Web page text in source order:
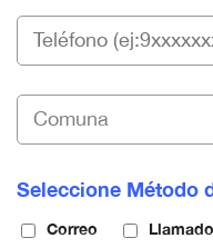
Seleccione Método
Correo Llamado